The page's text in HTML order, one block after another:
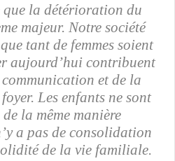
que la détérioration du
majeur. Notre société
tant de femmes soient
aujourd’hui contribuent
et de la
Les enfants ne sont
la même manière
a pas de consolidation
de la vie familiale.